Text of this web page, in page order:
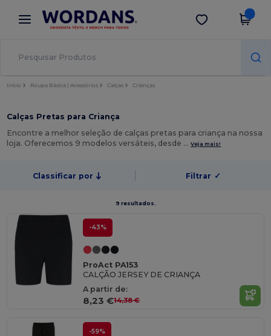
× App Wordans
Melhores preços na app!
Obter app
Início Roupa Básica | Acessórios Calças Crianças
Calças Pretas para Criança
Encontre a melhor seleção de calças pretas para criança na nossa
loja. Oferecemos 9 modelos versáteis, desde …Veja mais!
Classificar por Filtrar ✓
9 resultados.
-43%
ProAct PA153
CALÇÃO JERSEY DE CRIANÇA
A partir de:
8,23 €14,38 €
-59%